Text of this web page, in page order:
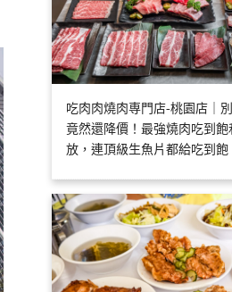
吃肉肉燒肉専門店-桃園店｜
竟然還降價！最強燒肉吃到飽
放，連頂級生魚片都給吃到飽